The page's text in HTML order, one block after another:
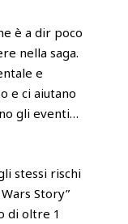
è a dir poco
nella saga.
e
e ci aiutano
gli eventi…
stessi rischi
Story”
di oltre 1